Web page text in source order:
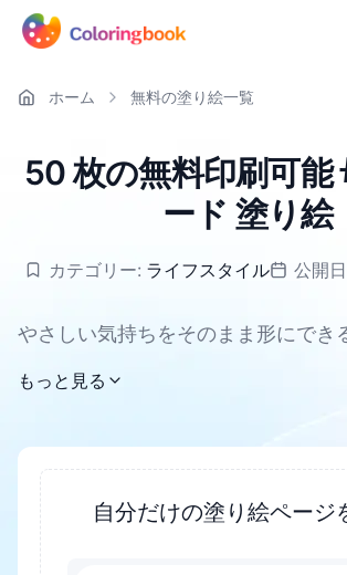
ホーム 無料の塗り絵一覧
50 枚の無料印刷可能
ード 塗り絵
カテゴリー: ライフスタイル 公開
やさしい気持ちをそのまま形にでき
ードや、ありがとうの言葉が入った
は、50種類の無料印刷可能なページ
PDFで気軽に楽しめます。親子で一
り、静かな時間に少しずつ仕上げた
備が、いつのまにか楽しい思い出に
もっと見る
自分だけの塗り絵ページ